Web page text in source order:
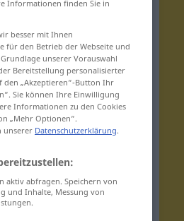
Informationen finden Sie in
besser mit Ihnen
für den Betrieb der Webseite und
unserer Vorauswahl
Bereitstellung personalisierter
den „Akzeptieren“-Button Ihr
Sie können Ihre Einwilligung
Informationen zu den Cookies
„Mehr Optionen“.
unserer Datenschutzerklärung.
aktiv abfragen. Speichern von
und Inhalte, Messung von